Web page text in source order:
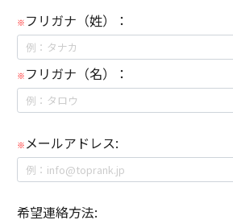
※ フリガナ（姓）：
※ フリガナ（名）：
※ メールアドレス:
希望連絡方法: